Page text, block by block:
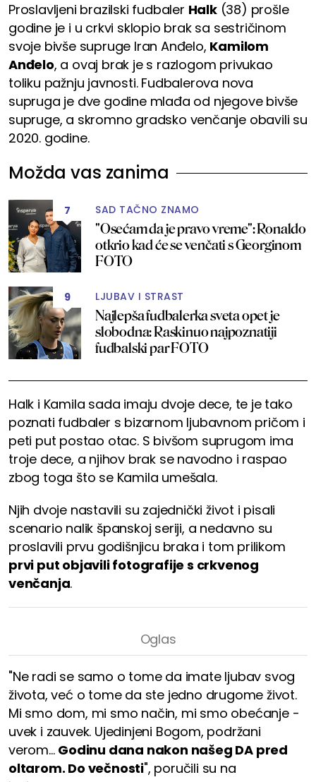
Proslavljeni brazilski fudbaler Halk(38) prošle
godine je i u crkvi sklopio brak sa sestričinom
svoje bivše supruge Iran Anđelo, Kamilom
Anđelo, a ovaj brak je s razlogom privukao
toliku pažnju javnosti. Fudbalerova nova
supruga je dve godine mlađa od njegove bivše
supruge, a skromno gradsko venčanje obavili su
2020. godine.
Možda vas zanima
7 SAD TAČNO ZNAMO
"Osećam da je pravo vreme": Ronaldo
otkrio kad će se venčati s Georginom
FOTO
9 LJUBAV I STRAST
Najlepša fudbalerka sveta opet je
slobodna: Raskinuo najpoznatiji
fudbalski par FOTO
Halk i Kamila sada imaju dvoje dece, te je tako
poznati fudbaler s bizarnom ljubavnom pričom i
peti put postao otac. S bivšom suprugom ima
troje dece, a njihov brak se navodno i raspao
zbog toga što se Kamila umešala.
Njih dvoje nastavili su zajednički život i pisali
scenario nalik španskoj seriji, a nedavno su
proslavili prvu godišnjicu braka i tom prilikom
prvi put objavili fotografije s crkvenog
venčanja.
"Ne radi se samo o tome da imate ljubav svog
života, već o tome da ste jedno drugome život.
Mi smo dom, mi smo način, mi smo obećanje -
uvek i zauvek. Ujedinjeni Bogom, podržani
verom... Godinu dana nakon našeg DA pred
oltarom. Do večnosti", poručili su na